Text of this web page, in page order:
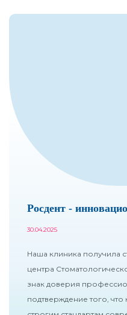
Росдент -
30.04.2025
Наша клиника получила
центра
знак доверия
подтверждение того, что